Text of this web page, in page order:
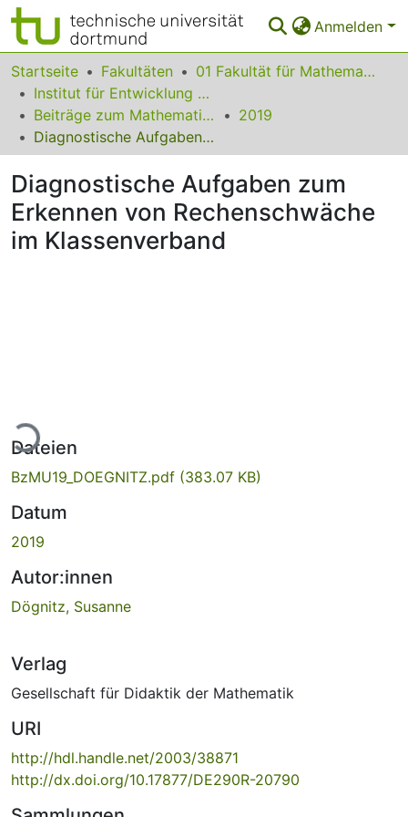
Anmelden
Bereiche & Sammlungen
Das gesamte Repositorium
Statistiken
FAQ
Leitlinien
Zurück zur Startseite
Startseite Fakultäten
01 Fakultät für Mathematik
Institut für Entwicklung und Erforschung des Mathematikunterrichts
Beiträge zum Mathematikunterricht
2019
Diagnostische Aufgaben zum Erkennen von Rechenschwäche im Klassenverband
Diagnostische Aufgaben zum
Erkennen von Rechenschwäche
im Klassenverband
Dateien
BzMU19_DOEGNITZ.pdf (383.07 KB)
Datum
2019
Autor:innen
Dögnitz, Susanne
Verlag
Gesellschaft für Didaktik der Mathematik
URI
http://hdl.handle.net/2003/38871
http://dx.doi.org/10.17877/DE290R-20790